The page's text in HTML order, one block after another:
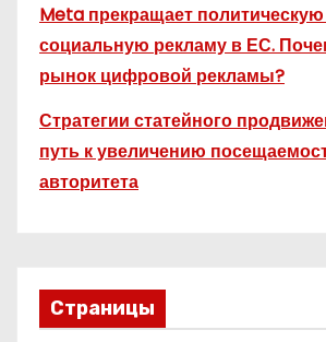
Meta прекращает
социальную рекламу в ЕС.
рынок цифровой рекламы?
Стратегии статейного
путь к увеличению
авторитета
Страницы